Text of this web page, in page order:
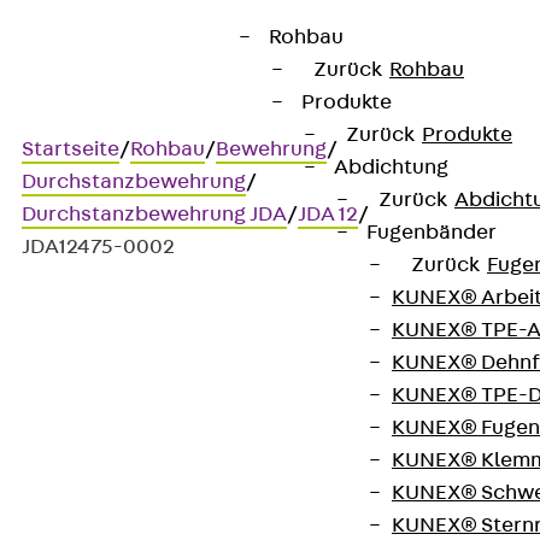
Rohbau
Zurück Rohbau
Produkte
Zurück Produkte
Abdichtung
Zurück
Fugenbänder
Zurück
KUNEX®
KUNEX®
KUNEX®
KUNEX®
KUNEX®
KUNEX®
KUNEX®
KUNEX®
Startseite/Rohbau/Bewehrung/
Durchstanzbewehrung/
Durchstanzbewehrung JDA/JDA 12/
JDA12475-0002
JORDAHL JDA Element
Durchstanzbewehrung, zur